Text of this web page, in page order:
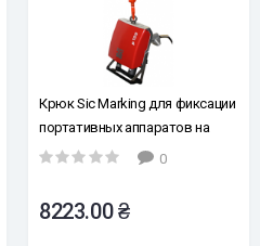
Крюк Sic Marking для фиксации
портативных аппаратов на
системе подвеса 2190005
0
8223.00 ₴